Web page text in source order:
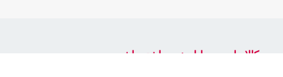
سرکالا را در موبایل خود داشته باشید